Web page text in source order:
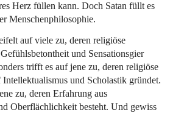
Herz füllen kann. Doch Satan füllt es
Menschenphilosophie.
auf viele zu, deren religiöse
und Sensationsgier
trifft es auf jene zu, deren religiöse
und Scholastik gründet.
zu, deren Erfahrung aus
Oberflächlichkeit besteht. Und gewiss